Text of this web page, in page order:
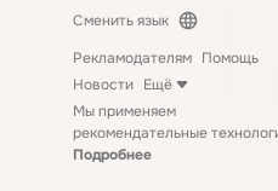
Сменить язык
Рекламодателям Помощь
Новости Ещё
Мы применяем
рекомендательные
Подробнее